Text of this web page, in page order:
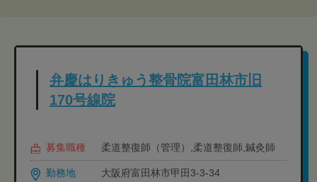
弁慶はりきゅう整骨院富田林市旧
170号線院
募集職種 柔道整復師（管理）,柔道整復師,鍼灸師
勤務地 大阪府富田林市甲田3-3-34